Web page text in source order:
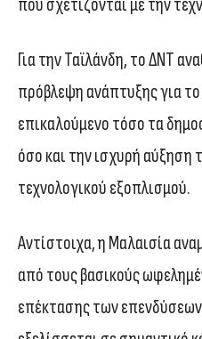
που σχετίζονται με την
Για την Ταϊλάνδη, το ΔΝΤ
πρόβλεψη ανάπτυξης για
επικαλούμενο τόσο τα
όσο και την ισχυρή
τεχνολογικού εξοπλισμού.
Αντίστοιχα, η Μαλαισία
από τους βασικούς
επέκτασης των